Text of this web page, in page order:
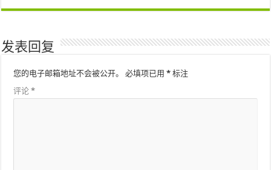
发表回复
您的电子邮箱地址不会被公开。 必填项已用* 标注
评论*